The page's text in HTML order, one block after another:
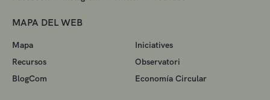
MAPA DEL WEB
Mapa
Iniciatives
Recursos
Observatori
BlogCom
Economía Circular